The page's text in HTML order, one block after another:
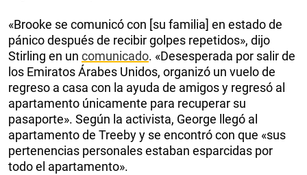
«Brooke se comunicó con [su familia] en estado de
pánico después de recibir golpes repetidos», dijo
Stirling en un comunicado. «Desesperada por salir de
los Emiratos Árabes Unidos, organizó un vuelo de
regreso a casa con la ayuda de amigos y regresó al
apartamento únicamente para recuperar su
pasaporte». Según la activista, George llegó al
apartamento de Treeby y se encontró con que «sus
pertenencias personales estaban esparcidas por
todo el apartamento».